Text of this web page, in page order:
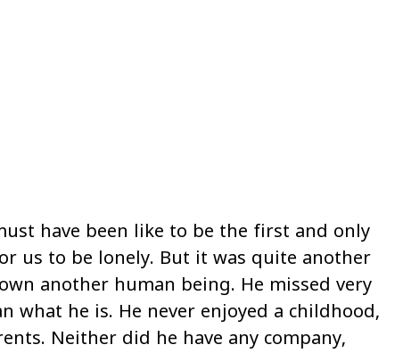
have been like to be the first and only
us to be lonely. But it was quite another
another human being. He missed very
what he is. He never enjoyed a childhood,
Neither did he have any company,